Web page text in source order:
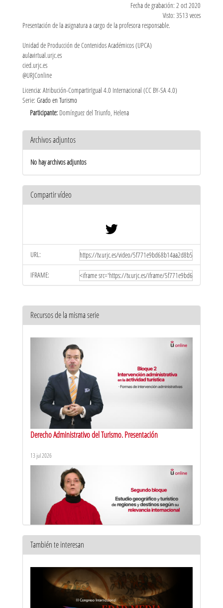
Fecha de grabación: 2 oct 2020
Visto: 3513 veces
Presentación de la asignatura a cargo de la profesora responsable.
Unidad de Producción de Contenidos Académicos (UPCA)
aulavirtual.urjc.es
cied.urjc.es
@URJConline
Licencia: Atribución-CompartirIgual 4.0 Internacional (CC BY-SA 4.0)
Serie: Grado en Turismo
Participante: Domínguez del Triunfo, Helena
Archivos adjuntos
No hay archivos adjuntos
Compartir vídeo
URL:
IFRAME:
Recursos de la misma serie
Derecho Administrativo del Turismo. Presentación
13 jul 2026
10 feb 2026
También te interesan